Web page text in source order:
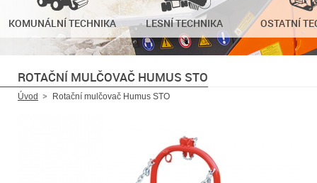
KOMUNÁLNÍ TECHNIKA LESNÍ TECHNIKA OSTATNÍ
ROTAČNÍ MULČOVAČ HUMUS STO
Úvod Rotační mulčovač Humus STO